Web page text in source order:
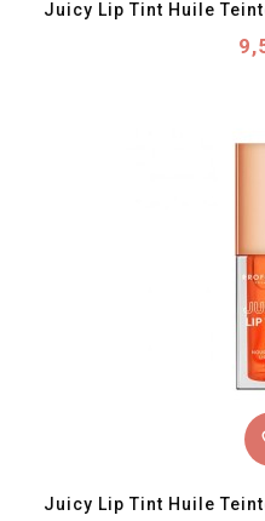
Juicy Lip Tint Huile
Juicy Lip Tint Huile